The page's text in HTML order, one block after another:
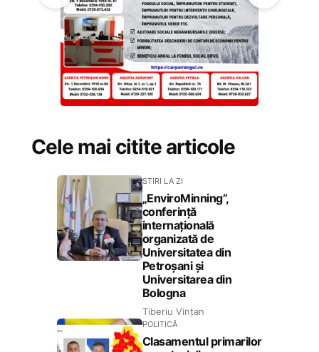
Cele mai citite articole
STIRI LA ZI
„EnviroMinning”,
conferință
internațională
organizată de
Universitatea din
Petroșani și
Universitarea din
Bologna
Tiberiu Vințan
POLITICĂ
Clasamentul primarilor